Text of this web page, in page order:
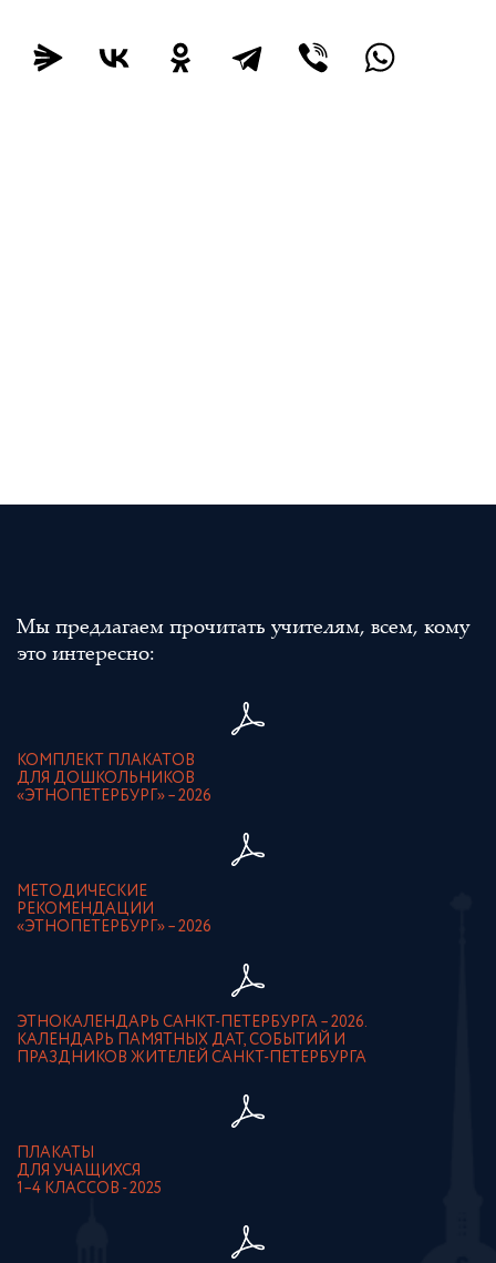
Мы предлагаем прочитать учителям, всем, кому
это интересно:
КОМПЛЕКТ ПЛАКАТОВ
ДЛЯ ДОШКОЛЬНИКОВ
«ЭТНОПЕТЕРБУРГ» – 2026
МЕТОДИЧЕСКИЕ
РЕКОМЕНДАЦИИ
«ЭТНОПЕТЕРБУРГ» – 2026
ЭТНОКАЛЕНДАРЬ САНКТ-ПЕТЕРБУРГА – 2026.
КАЛЕНДАРЬ ПАМЯТНЫХ ДАТ, СОБЫТИЙ И
ПРАЗДНИКОВ ЖИТЕЛЕЙ САНКТ-ПЕТЕРБУРГА
ПЛАКАТЫ
ДЛЯ УЧАЩИХСЯ
1–4 КЛАССОВ - 2025